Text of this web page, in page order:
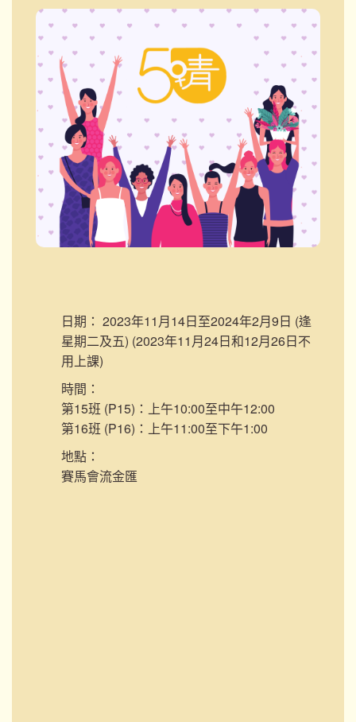
日期： 2023年11月14日至2024年2月9日 (逢
星期二及五) (2023年11月24日和12月26日不
用上課)
時間：
第15班 (P15)：上午10:00至中午12:00
第16班 (P16)：上午11:00至下午1:00
地點：
賽馬會流金匯